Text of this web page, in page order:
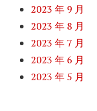
2023 年 9 月
2023 年 8 月
2023 年 7 月
2023 年 6 月
2023 年 5 月